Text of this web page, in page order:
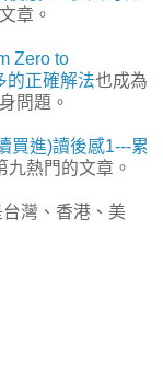
章。
Zero to
的正確解法也成為
問題。
買進)讀後感1---累
九熱門的文章。
灣、香港、美